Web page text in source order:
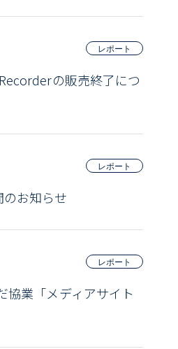
レポート
の販売終了につ
レポート
お知らせ
レポート
協業「メディアサイト